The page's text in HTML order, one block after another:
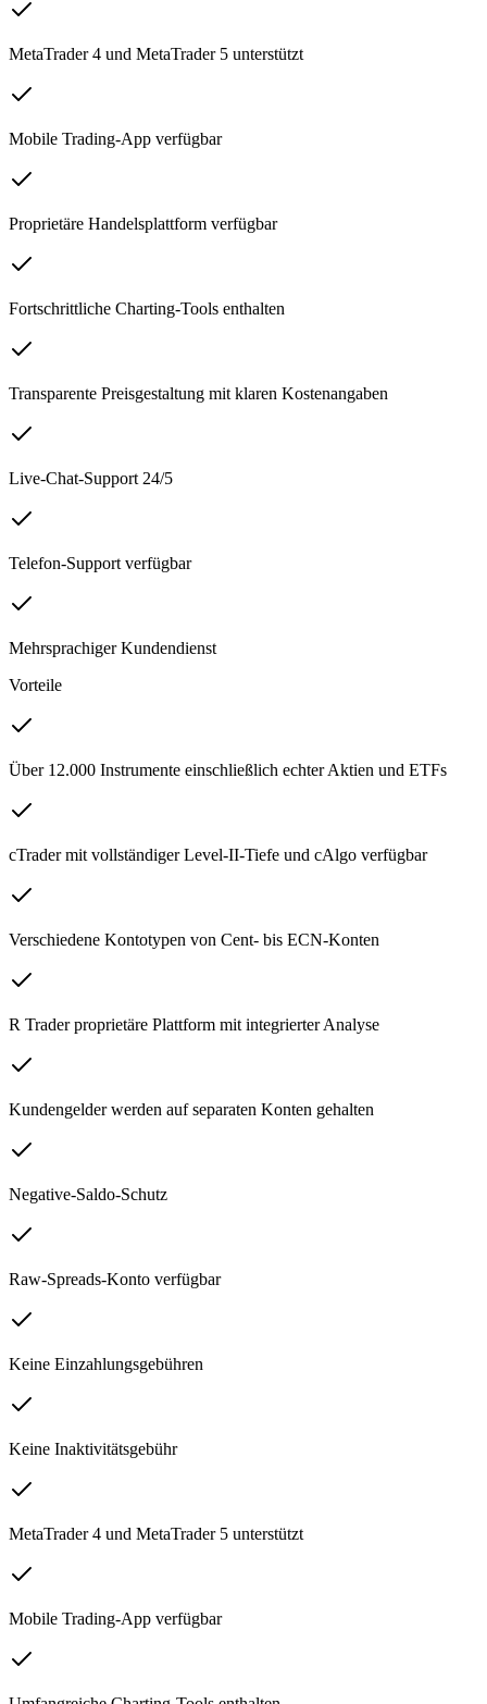
MetaTrader 4 und MetaTrader 5 unterstützt
Mobile Trading-App verfügbar
Proprietäre Handelsplattform verfügbar
Fortschrittliche Charting-Tools enthalten
Transparente Preisgestaltung mit klaren Kostenangaben
Live-Chat-Support 24/5
Telefon-Support verfügbar
Mehrsprachiger Kundendienst
Vorteile
Über 12.000 Instrumente einschließlich echter Aktien und ETFs
cTrader mit vollständiger Level-II-Tiefe und cAlgo verfügbar
Verschiedene Kontotypen von Cent- bis ECN-Konten
R Trader proprietäre Plattform mit integrierter Analyse
Kundengelder werden auf separaten Konten gehalten
Negative-Saldo-Schutz
Raw-Spreads-Konto verfügbar
Keine Einzahlungsgebühren
Keine Inaktivitätsgebühr
MetaTrader 4 und MetaTrader 5 unterstützt
Mobile Trading-App verfügbar